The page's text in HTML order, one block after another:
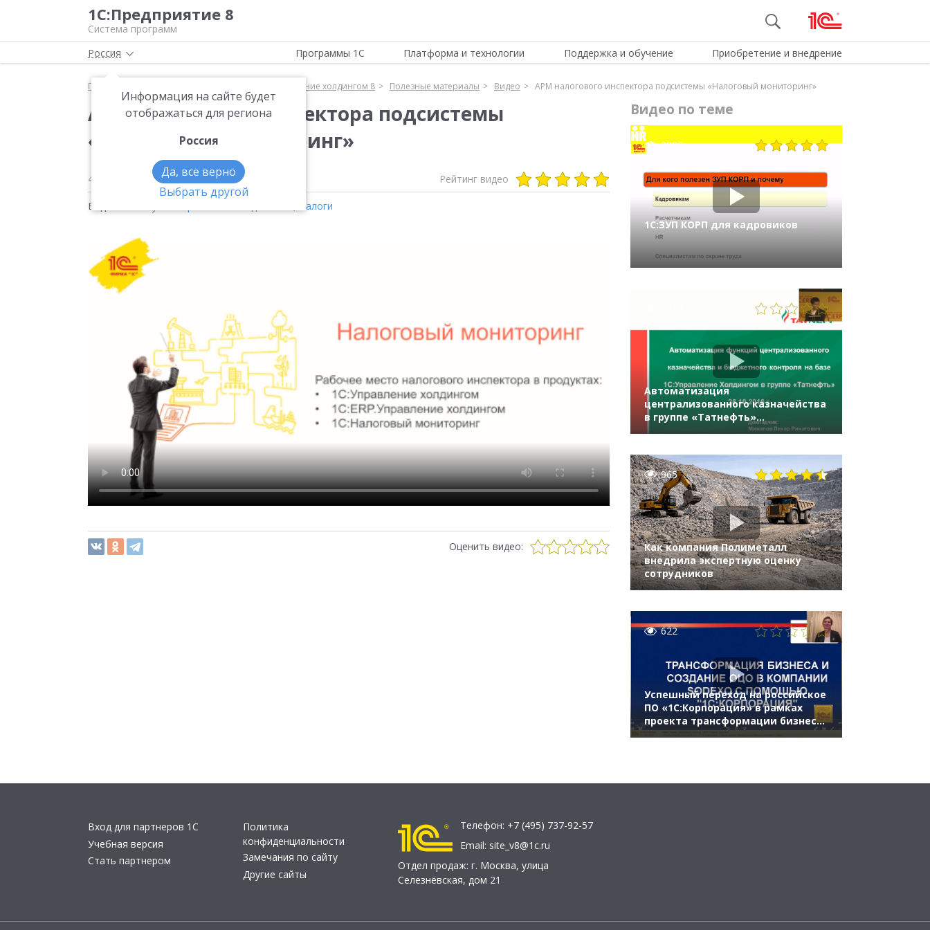
1С:Предприятие 8
Система программ
Россия
Информация на сайте будет
отображаться для региона
Россия
Да, все верно
Выбрать другой
Программы 1С Платформа и технологии Поддержка и обучение Приобретение и внедрение
Главная 1С:Управление холдингом 8 Полезные материалы Видео АРМ налогового инспектора подсистемы «Налоговый мониторинг»
АРМ налогового инспектора подсистемы
«Налоговый мониторинг»
4 декабря 2021 1188 Рейтинг видео
Видео на тему: Налоги
Оценить видео:
Видео по теме
2982
1С:ЗУП КОРП для кадровиков
Автоматизация
централизованного казначейства
в группе «Татнефть»
на «1С:Управление холдингом 8»
965
Как компания Полиметалл
внедрила экспертную оценку
сотрудников
622
Успешный переход на российское
ПО «1С:Корпорация» в рамках
проекта трансформации бизнеса
в компании Содексо (Бизнес-
Вход для партнеров 1С
Учебная версия
Стать партнером
Политика
конфиденциальности
Замечания по сайту
Другие сайты
Телефон: +7 (495) 737-92-57
Email: site_v8@1c.ru
Отдел продаж: г. Москва, улица
Селезнёвская, дом 21